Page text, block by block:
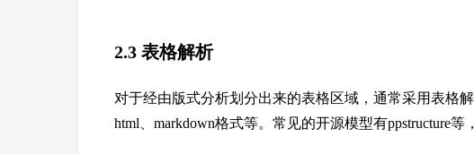
2.3 表格解析
对于经由版式分析划分出来的表格区域，通常采用表格
html、markdown格式等。常见的开源模型有ppstructure等